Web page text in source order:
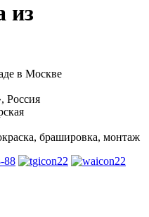
из
в Москве
Россия
брашировка, монтаж
88